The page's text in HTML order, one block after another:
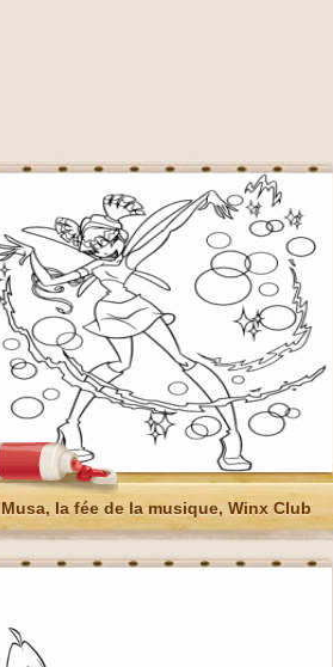
Musa, la fée de la musique, Winx Club